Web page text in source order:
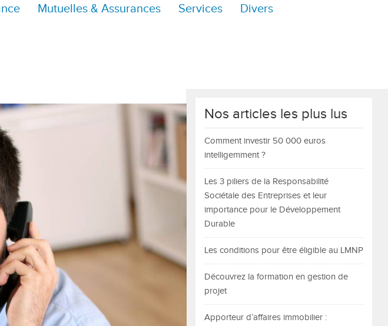
Mutuelles & Assurances Services Divers
Nos articles les plus lus
Comment investir 50 000 euros
intelligemment ?
Les 3 piliers de la Responsabilité
Sociétale des Entreprises et leur
importance pour le Développement
Durable
Les conditions pour être éligible au LMNP
Découvrez la formation en gestion de
projet
Apporteur d’affaires immobilier :